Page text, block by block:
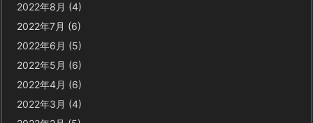
2022年8月 (4)
2022年7月 (6)
2022年6月 (5)
2022年5月 (6)
2022年4月 (6)
2022年3月 (4)